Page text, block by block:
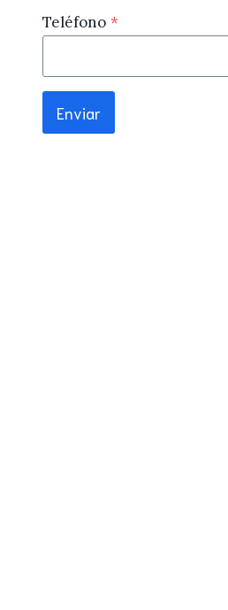
Teléfono *
Enviar